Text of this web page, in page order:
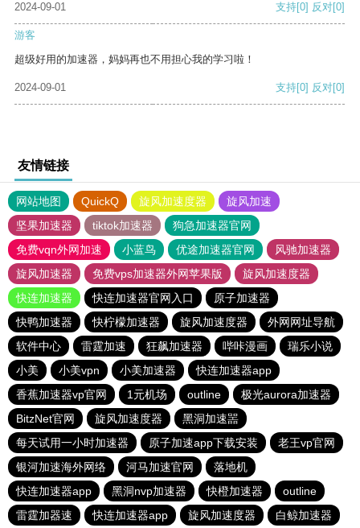
2024-09-01 支持[0] 反对[0]
游客
超级好用的加速器，妈妈再也不用担心我的学习啦！
2024-09-01 支持[0] 反对[0]
友情链接
网站地图 QuickQ 旋风加速度器
旋风加速
坚果加速器
tiktok加速器
狗急加速器官网
免费vqn外网加速
小蓝鸟 优途加速器官网
风驰加速器
旋风加速器
免费vps加速器外网苹果版
旋风加速度器
快连加速器
快连加速器官网入口
原子加速器
快鸭加速器
快柠檬加速器 旋风加速度器
外网网址导航
软件中心
雷霆加速 狂飙加速器 哔咔漫画
瑞乐小说
小美
小美vpn 小美加速器
快连加速器app
香蕉加速器vp官网
1元机场 outline
极光aurora加速器
BitzNet官网
旋风加速度器
黑洞加速噐
每天试用一小时加速器
原子加速app下载安装
老王vp官网
银河加速海外网络
河马加速官网
落地机
快连加速器app
黑洞nvp加速器 快橙加速器
outline
雷霆加器速
快连加速器app 旋风加速度器 白鲸加速器